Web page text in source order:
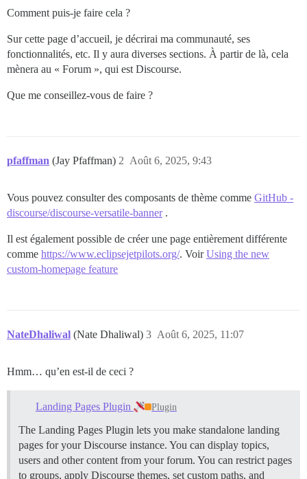
Comment puis-je faire cela ?
Sur cette page d’accueil, je décrirai ma communauté, ses
fonctionnalités, etc. Il y aura diverses sections. À partir de là, cela
mènera au « Forum », qui est Discourse.
Que me conseillez-vous de faire ?
pfaffman (Jay Pfaffman) Août 6, 2025, 9:43
2
Vous pouvez consulter des composants de thème comme GitHub -
discourse/discourse-versatile-banner.
Il est également possible de créer une page entièrement différente
comme https://www.eclipsejetpilots.org/. VoirUsing the new
custom-homepage feature
NateDhaliwal (Nate Dhaliwal) Août 6, 2025, 11:07
3
Hmm… qu’en est-il de ceci ?
Landing Pages Plugin Plugin
The Landing Pages Plugin lets you make standalone landing
pages for your Discourse instance. You can display topics,
users and other content from your forum. You can restrict pages
to groups, apply Discourse themes, set custom paths, and